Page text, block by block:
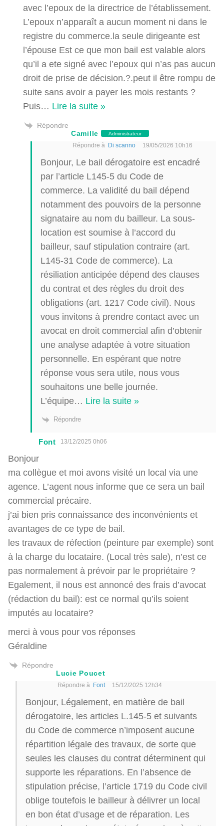
avec l’epoux de la directrice de l’établissement.
L’epoux n’apparaît a aucun moment ni dans le
registre du commerce.la seule dirigeante est
l’épouse Est ce que mon bail est valable alors
qu’il a ete signé avec l’epoux qui n’as pas aucun
droit de prise de décision.?.peut il être rompu de
suite sans avoir a payer les mois restants ?
Puis… Lire la suite »
Répondre
Camille
Administrateur
Répondre à Di scanno 19/05/2026 10h16
Bonjour, Le bail dérogatoire est encadré
par l’article L145-5 du Code de
commerce. La validité du bail dépend
notamment des pouvoirs de la personne
signataire au nom du bailleur. La sous-
location est soumise à l’accord du
bailleur, sauf stipulation contraire (art.
L145-31 Code de commerce). La
résiliation anticipée dépend des clauses
du contrat et des règles du droit des
obligations (art. 1217 Code civil). Nous
vous invitons à prendre contact avec un
avocat en droit commercial afin d’obtenir
une analyse adaptée à votre situation
personnelle. En espérant que notre
réponse vous sera utile, nous vous
souhaitons une belle journée.
L’équipe… Lire la suite »
Répondre
Font 13/12/2025 0h06
Bonjour
ma collègue et moi avons visité un local via une
agence. L’agent nous informe que ce sera un bail
commercial précaire.
j’ai bien pris connaissance des inconvénients et
avantages de ce type de bail.
les travaux de réfection (peinture par exemple) sont
à la charge du locataire. (Local très sale), n’est ce
pas normalement à prévoir par le propriétaire ?
Egalement, il nous est annoncé des frais d’avocat
(rédaction du bail): est ce normal qu’ils soient
imputés au locataire?
merci à vous pour vos réponses
Géraldine
Répondre
Lucie Poucet
Répondre à Font 15/12/2025 12h34
Bonjour, Légalement, en matière de bail
dérogatoire, les articles L.145-5 et suivants
du Code de commerce n’imposent aucune
répartition légale des travaux, de sorte que
seules les clauses du contrat déterminent qui
supporte les réparations. En l’absence de
stipulation précise, l’article 1719 du Code civil
oblige toutefois le bailleur à délivrer un local
en bon état d’usage et de réparation. Les